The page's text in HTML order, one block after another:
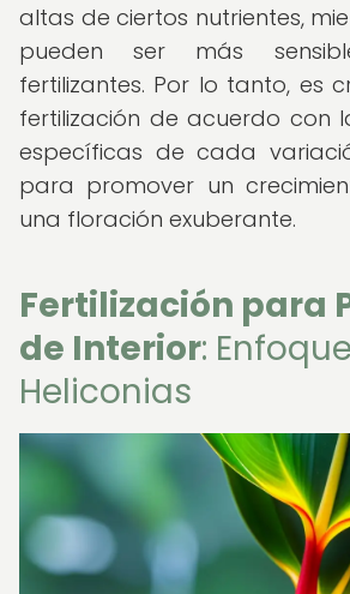
altas de ciertos nutrientes,
pueden ser más
fertilizantes. Por lo tanto, es
fertilización de acuerdo con
específicas de cada
para promover un
una floración exuberante.
Fertilización para
de Interior:
Heliconias